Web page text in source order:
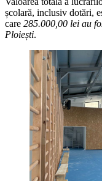
școlară, inclusiv dotări,
care 285.000,00 lei au
Ploiești.